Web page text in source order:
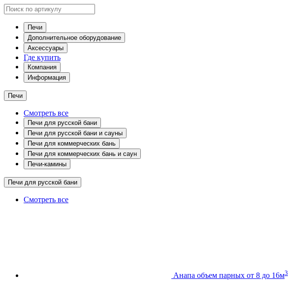
Печи
Дополнительное оборудование
Аксессуары
Где купить
Компания
Информация
Печи
Смотреть все
Печи для русской бани
Печи для русской бани и сауны
Печи для коммерческих бань
Печи для коммерческих бань и саун
Печи-камины
Печи для русской бани
Смотреть все
Анапа объем парных от 8 до 16м3